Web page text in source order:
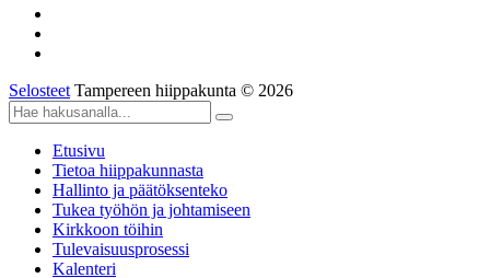
Selosteet Tampereen hiippakunta © 2026
Etusivu
Tietoa hiippakunnasta
Hallinto ja päätöksenteko
Tukea työhön ja johtamiseen
Kirkkoon töihin
Tulevaisuusprosessi
Kalenteri